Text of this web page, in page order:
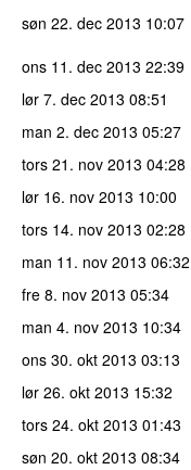
søn 22. dec 2013 10:07
ons 11. dec 2013 22:39
lør 7. dec 2013 08:51
man 2. dec 2013 05:27
tors 21. nov 2013 04:28
lør 16. nov 2013 10:00
tors 14. nov 2013 02:28
man 11. nov 2013 06:32
fre 8. nov 2013 05:34
man 4. nov 2013 10:34
ons 30. okt 2013 03:13
lør 26. okt 2013 15:32
tors 24. okt 2013 01:43
søn 20. okt 2013 08:34